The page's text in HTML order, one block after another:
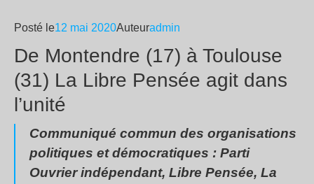
Posté le12 mai 2020Auteuradmin
De Montendre (17) à Toulouse
(31) La Libre Pensée agit dans
l’unité
Communiqué commun des organisations
politiques et démocratiques : Parti
Ouvrier indépendant, Libre Pensée, La